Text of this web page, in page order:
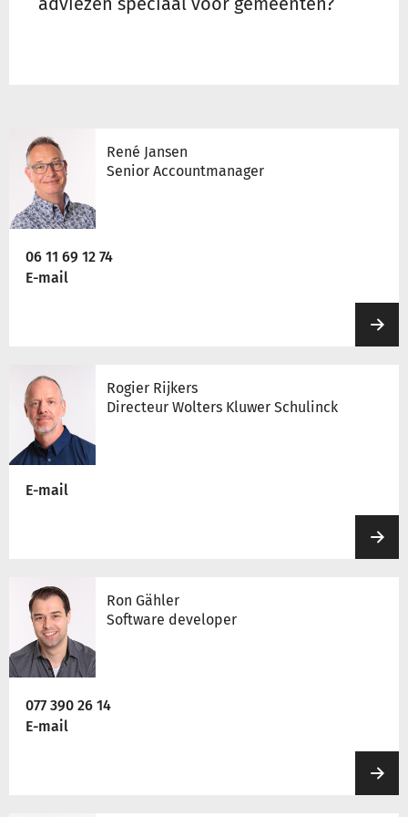
René Jansen
Senior Accountmanager
06 11 69 12 74
E-mail
Rogier Rijkers
Directeur Wolters Kluwer Schulinck
E-mail
Ron Gähler
Software developer
077 390 26 14
E-mail